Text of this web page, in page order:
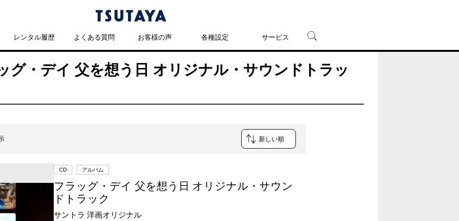
レンタル履歴 よくある質問 お客様の声 各種設定 サービス
宅配レンタル
オンラインゲーム
蔦屋書店
グ・デイ 父を想う日 オリジナル・サウンドトラッ
CD アルバム
フラッグ・デイ 父を想う日 オリジナル・サウン
ドトラック
サントラ 洋画オリジナル